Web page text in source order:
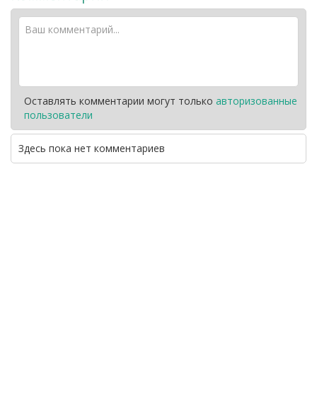
Оставлять комментарии могут только авторизованные
пользователи
Здесь пока нет комментариев